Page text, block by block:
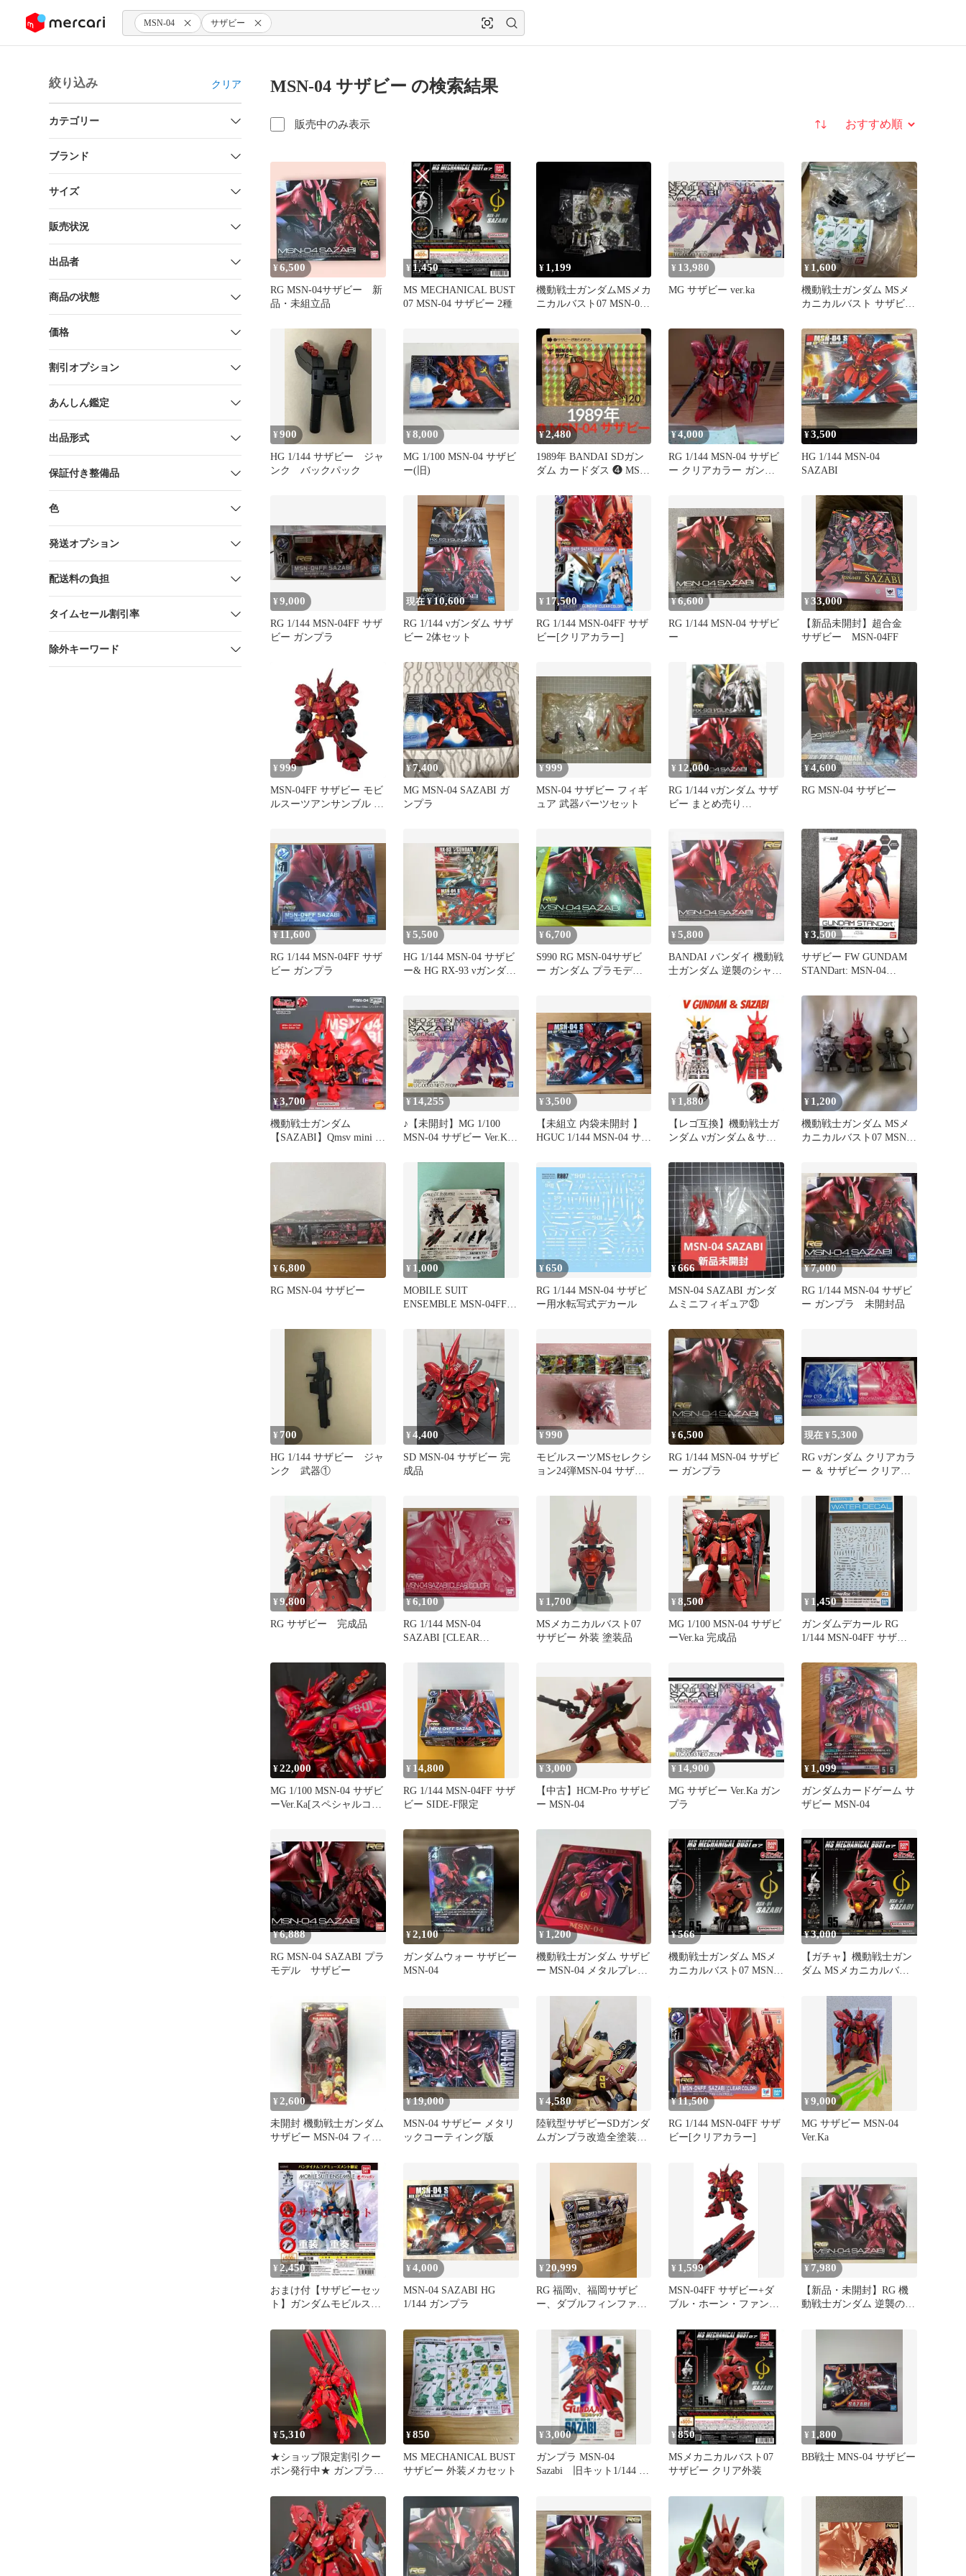
ツにスキップ MSN-04 サザビー
絞り込み クリア
カテゴリー
ブランド
サイズ
販売状況
出品者
商品の状態
価格
割引オプション
あんしん鑑定
出品形式
保証付き整備品
色
発送オプション
配送料の負担
タイムセール割引率
除外キーワード
MSN-04 サザビー の検索結果
販売中のみ表示 並び替え
¥6,500
RG MSN-04サザビー 新
品・未組立品
¥ 1,450
MS MECHANICAL BUST
07 MSN-04 サザビー 2種
¥ 1,199
機動戦士ガンダムMSメカ
ニカルバスト07 MSN-04
¥ 13,980
MG サザビー ver.ka
¥ 1,600
機動戦士ガンダム MSメ
カニカルバスト サザビー
¥900
HG 1/144 サザビー ジャ
ンク バックパック
¥8,000
MG 1/100 MSN-04 サザビ
ー(旧)
¥2,480
1989年 BANDAI SDガン
ダム カードダス ❹ MSN-
¥4,000
RG 1/144 MSN-04 サザビ
ー クリアカラー ガンプ
¥3,500
HG 1/144 MSN-04
SAZABI
¥9,000
RG 1/144 MSN-04FF サザ
ビー ガンプラ
現在 ¥10,600
RG 1/144 νガンダム サザ
ビー 2体セット
¥ 17,500
RG 1/144 MSN-04FF サザ
ビー[クリアカラー]
¥6,600
RG 1/144 MSN-04 サザビ
ー
¥33,000
【新品未開封】超合金
サザビー MSN-04FF
¥ 999
MSN-04FF サザビー モビ
ルスーツアンサンブル 限
¥7,400
MG MSN-04 SAZABI ガ
ンプラ
¥999
MSN-04 サザビー フィギ
ュア 武器パーツセット
¥ 12,000
RG 1/144 νガンダム サザ
ビー まとめ売り
¥4,600
RG MSN-04 サザビー
¥ 11,600
RG 1/144 MSN-04FF サザ
ビー ガンプラ
¥5,500
HG 1/144 MSN-04 サザビ
ー& HG RX-93 νガンダム
¥6,700
S990 RG MSN-04サザビ
ー ガンダム プラモデル
¥5,800
BANDAI バンダイ 機動戦
士ガンダム 逆襲のシャア
リアルグレード 1/144ス
ケール プラモデル ガン
プラ
¥3,500
サザビー FW GUNDAM
STANDart: MSN-04
¥3,700
機動戦士ガンダム
【SAZABI】Qmsv mini ビ
売
¥ 14,255
♪【未開封】MG 1/100
MSN-04 サザビー Ver.Ka
シャア■＊同梱不可
¥3,500
【未組立 内袋未開封 】
HGUC 1/144 MSN-04 サザ
¥ 1,880
【レゴ互換】機動戦士ガ
ンダム νガンダム＆サザ
¥ 1,200
機動戦士ガンダム MSメ
カニカルバスト07 MSN-
¥6,800
RG MSN-04 サザビー
¥ 1,000
MOBILE SUIT
ENSEMBLE MSN-04FF
¥650
RG 1/144 MSN-04 サザビ
ー用水転写式デカール
¥666
MSN-04 SAZABI ガンダ
ムミニフィギュア㉛
¥7,000
RG 1/144 MSN-04 サザビ
ー ガンプラ 未開封品
¥ 700
HG 1/144 サザビー ジャ
ンク 武器①
¥4,400
SD MSN-04 サザビー 完
成品
¥990
モビルスーツMSセレクシ
ョン24弾MSN-04 サザビ
¥6,500
RG 1/144 MSN-04 サザビ
ー ガンプラ
現在 ¥5,300
RG νガンダム クリアカラ
ー ＆ サザビー クリアカ
¥9,800
RG サザビー 完成品
¥6,100
RG 1/144 MSN-04
SAZABI [CLEAR
¥ 1,700
MSメカニカルバスト07
サザビー 外装 塗装品
¥8,500
MG 1/100 MSN-04 サザビ
ーVer.ka 完成品
¥ 1,450
ガンダムデカール RG
1/144 MSN-04FF サザビ
¥22,000
MG 1/100 MSN-04 サザビ
ーVer.Ka[スペシャルコー
¥ 14,800
RG 1/144 MSN-04FF サザ
ビー SIDE-F限定
¥3,000
【中古】HCM-Pro サザビ
ー MSN-04
¥ 14,900
MG サザビー Ver.Ka ガン
プラ
¥ 1,099
ガンダムカードゲーム サ
ザビー MSN-04
¥6,888
RG MSN-04 SAZABI プラ
モデル サザビー
¥2,100
ガンダムウォー サザビー
MSN-04
¥ 1,200
機動戦士ガンダム サザビ
ー MSN-04 メタルプレー
¥566
機動戦士ガンダム MSメ
カニカルバスト07 MSN-
¥3,000
【ガチャ】機動戦士ガン
ダム MSメカニカルバス
3種セット
¥ 2,600
未開封 機動戦士ガンダム
サザビー MSN-04 フィギ
¥19,000
MSN-04 サザビー メタリ
ックコーティング版
¥4,580
陸戦型サザビーSDガンダ
ムガンプラ改造全塗装完
¥11,500
RG 1/144 MSN-04FF サザ
ビー[クリアカラー]
¥9,000
MG サザビー MSN-04
Ver.Ka
¥ 2,450
おまけ付【サザビーセッ
ト】ガンダムモビルスー
ver.FUKUOKA
¥4,000
MSN-04 SAZABI HG
1/144 ガンプラ
¥20,999
RG 福岡ν、福岡サザビ
ー、ダブルフィンファン
品】
¥ 1,599
MSN-04FF サザビー+ダ
ブル・ホーン・ファンネ
ブル
¥ 7,980
【新品・未開封】RG 機
動戦士ガンダム 逆襲のシ
¥5,310
★ショップ限定割引クー
ポン発行中★ ガンプラ
り】RG 1/144 MSN-04FF
サザビー※アクション台
座おまけ付き完成品 組立
済みMG HG ガンダム
Gunpla 2699
¥850
MS MECHANICAL BUST
サザビー 外装メカセット
¥3,000
ガンプラ MSN-04
Sazabi 旧キット1/144 サ
¥ 850
MSメカニカルバスト07
サザビー クリア外装
¥ 1,800
BB戦士 MNS-04 サザビー